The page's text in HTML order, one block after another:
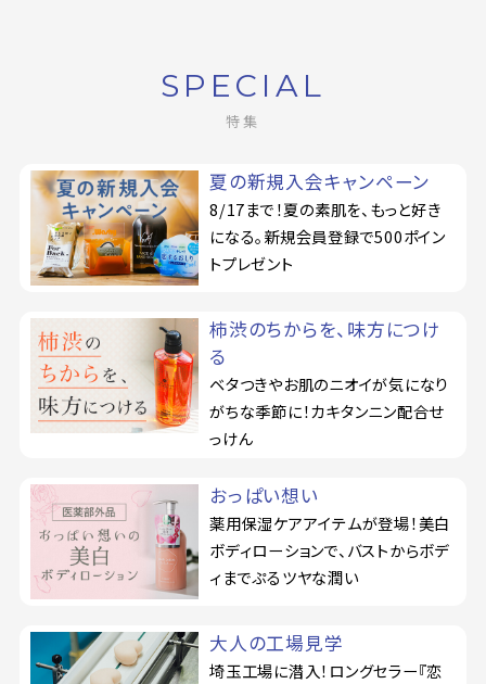
SPECIAL
特集
夏の新規入会キャンペーン
8/17まで！夏の素肌を、もっと好き
になる。新規会員登録で500ポイン
トプレゼント
柿渋のちからを、味方につけ
る
ベタつきやお肌のニオイが気になり
がちな季節に！カキタンニン配合せ
っけん
おっぱい想い
薬用保湿ケアアイテムが登場！美白
ボディローションで、バストからボデ
ィまでぷるツヤな潤い
大人の工場見学
埼玉工場に潜入！ロングセラー『恋